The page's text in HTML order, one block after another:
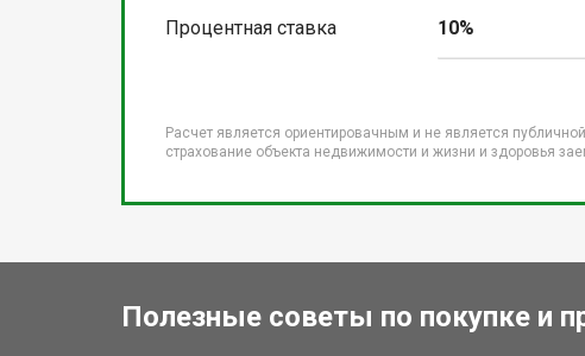
Процентная ставка 10%
Расчет является ориентировачным и не является
страхование объекта недвижимости и жизни и здоровья
Полезные советы по покупке и